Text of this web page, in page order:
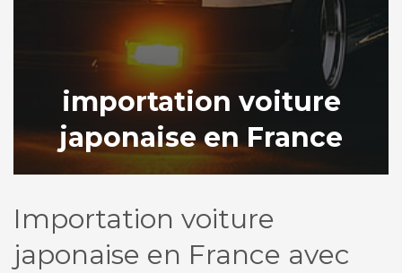
importation voiture
japonaise en France
Importation voiture
japonaise en France avec